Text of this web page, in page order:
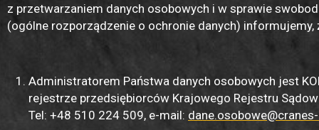
z przetwarzaniem danych osobowych i w sprawie
(ogólne rozporządzenie o ochronie danych) informujemy,
Administratorem Państwa danych osobowych jest
rejestrze przedsiębiorców Krajowego Rejestru
Tel: +48 510 224 509, e-mail: